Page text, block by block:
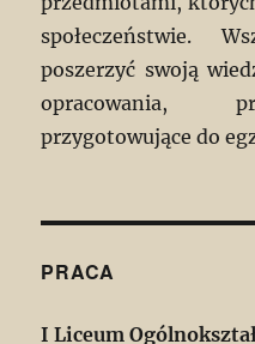
społeczeństwie.
poszerzyć swoją
opracowania,
przygotowujące do
PRACA
I Liceum